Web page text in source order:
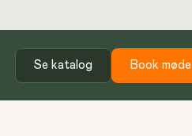
Se katalog Book møde